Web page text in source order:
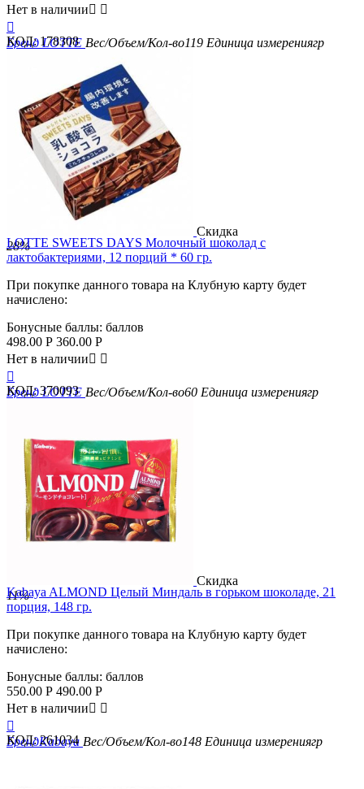
Нет в наличии 

БрендLOTTE Вес/Объем/Кол-во119 Единица измерениягр
КОД: 178308
Скидка
28%
LOTTE SWEETS DAYS Молочный шоколад с
лактобактериями, 12 порций * 60 гр.
При покупке данного товара на Клубную карту будет
начислено:
Бонусные баллы: баллов
498.00 Р 360.00 Р
Нет в наличии 

БрендLOTTE Вес/Объем/Кол-во60 Единица измерениягр
КОД: 370093
Скидка
11%
Kabaya ALMOND Целый Миндаль в горьком шоколаде, 21
порция, 148 гр.
При покупке данного товара на Клубную карту будет
начислено:
Бонусные баллы: баллов
550.00 Р 490.00 Р
Нет в наличии 

БрендKabaya Вес/Объем/Кол-во148 Единица измерениягр
КОД: 261034